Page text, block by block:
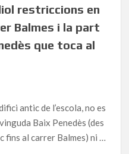
restriccions en
Balmes i la part
que toca al
antic de l’escola, no es
Baix Penedès (des
fins al carrer Balmes) ni …